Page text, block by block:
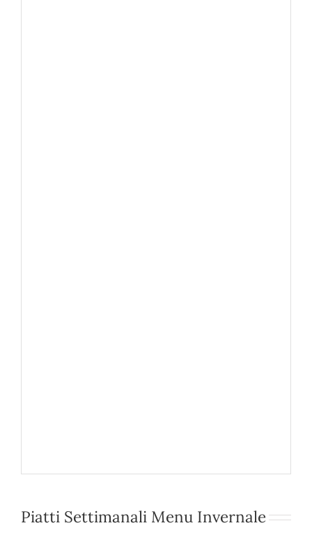
Piatti Settimanali Menu Invernale